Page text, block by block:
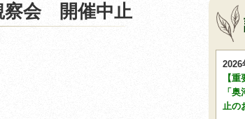
察会 開催中止
2026
【
「
止の